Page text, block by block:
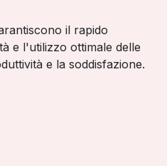
il rapido
e l'utilizzo ottimale delle
e la soddisfazione.